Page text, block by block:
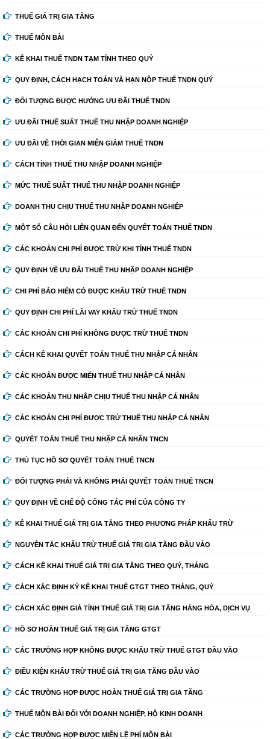
THUẾ GIÁ TRỊ GIA TĂNG
THUẾ MÔN BÀI
KÊ KHAI THUẾ TNDN TẠM TÍNH THEO QUÝ
QUY ĐỊNH, CÁCH HẠCH TOÁN VÀ HẠN NỘP THUẾ TNDN QUÝ
ĐỐI TƯỢNG ĐƯỢC HƯỞNG ƯU ĐÃI THUẾ TNDN
ƯU ĐÃI THUẾ SUẤT THUẾ THU NHẬP DOANH NGHIỆP
ƯU ĐÃI VỀ THỜI GIAN MIỄN GIẢM THUẾ TNDN
CÁCH TÍNH THUẾ THU NHẬP DOANH NGHIỆP
MỨC THUẾ SUẤT THUẾ THU NHẬP DOANH NGHIỆP
DOANH THU CHỊU THUẾ THU NHẬP DOANH NGHIỆP
MỘT SỐ CÂU HỎI LIÊN QUAN ĐẾN QUYẾT TOÁN THUẾ TNDN
CÁC KHOẢN CHI PHÍ ĐƯỢC TRỪ KHI TÍNH THUẾ TNDN
QUY ĐỊNH VỀ ƯU ĐÃI THUẾ THU NHẬP DOANH NGHIỆP
CHI PHÍ BẢO HIỂM CÓ ĐƯỢC KHẤU TRỪ THUẾ TNDN
QUY ĐỊNH CHI PHÍ LÃI VAY KHẤU TRỪ THUẾ TNDN
CÁC KHOẢN CHI PHÍ KHÔNG ĐƯỢC TRỪ THUẾ TNDN
CÁCH KÊ KHAI QUYẾT TOÁN THUẾ THU NHẬP CÁ NHÂN
CÁC KHOẢN ĐƯỢC MIỄN THUẾ THU NHẬP CÁ NHÂN
CÁC KHOẢN THU NHẬP CHỊU THUẾ THU NHẬP CÁ NHÂN
CÁC KHOẢN CHI PHÍ ĐƯỢC TRỪ THUẾ THU NHẬP CÁ NHÂN
QUYẾT TOÁN THUẾ THU NHẬP CÁ NHÂN TNCN
THỦ TỤC HỒ SƠ QUYẾT TOÁN THUẾ TNCN
ĐỐI TƯỢNG PHẢI VÀ KHÔNG PHẢI QUYẾT TOÁN THUẾ TNCN
QUY ĐỊNH VỀ CHẾ ĐỘ CÔNG TÁC PHÍ CỦA CÔNG TY
KÊ KHAI THUẾ GIÁ TRỊ GIA TĂNG THEO PHƯƠNG PHÁP KHẤU TRỪ
NGUYÊN TẮC KHẤU TRỪ THUẾ GIÁ TRỊ GIA TĂNG ĐẦU VÀO
CÁCH KÊ KHAI THUẾ GIÁ TRỊ GIA TĂNG THEO QUÝ, THÁNG
CÁCH XÁC ĐỊNH KỲ KÊ KHAI THUẾ GTGT THEO THÁNG, QUÝ
CÁCH XÁC ĐỊNH GIÁ TÍNH THUẾ GIÁ TRỊ GIA TĂNG HÀNG HÓA, DỊCH VỤ
HỒ SƠ HOÀN THUẾ GIÁ TRỊ GIA TĂNG GTGT
CÁC TRƯỜNG HỢP KHÔNG ĐƯỢC KHẤU TRỪ THUẾ GTGT ĐẦU VÀO
ĐIỀU KIỆN KHẤU TRỪ THUẾ GIÁ TRỊ GIA TĂNG ĐẦU VÀO
CÁC TRƯỜNG HỢP ĐƯỢC HOÀN THUẾ GIÁ TRỊ GIA TĂNG
THUẾ MÔN BÀI ĐỐI VỚI DOANH NGHIỆP, HỘ KINH DOANH
CÁC TRƯỜNG HỢP ĐƯỢC MIỄN LỆ PHÍ MÔN BÀI